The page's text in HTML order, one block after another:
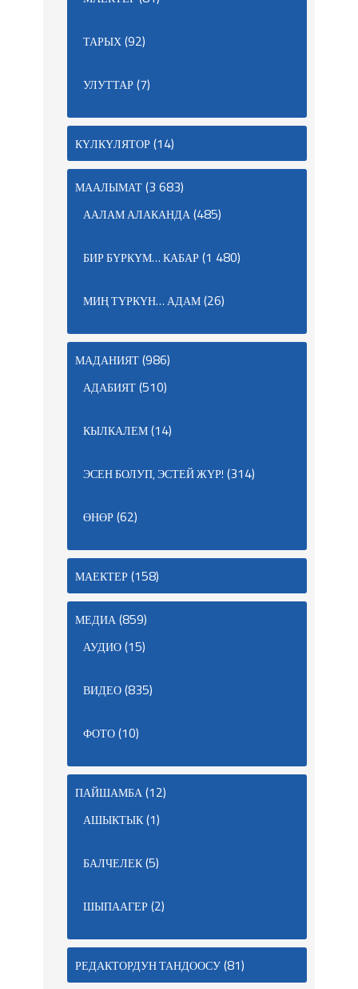
ТАРЫХ(92)
УЛУТТАР(7)
КҮЛКҮЛЯТОР(14)
МААЛЫМАТ(3 683)
ААЛАМ АЛАКАНДА(485)
БИР БҮРКҮМ… КАБАР(1 480)
МИҢ ТҮРКҮН… АДАМ(26)
МАДАНИЯТ(986)
АДАБИЯТ(510)
КЫЛКАЛЕМ(14)
ЭСЕН БОЛУП, ЭСТЕЙ ЖҮР! (314)
ӨНӨР(62)
МАЕКТЕР(158)
МЕДИА(859)
АУДИО(15)
ВИДЕО(835)
ФОТО(10)
ПАЙШАМБА(12)
АШЫКТЫК(1)
БАЛЧЕЛЕК(5)
ШЫПААГЕР(2)
РЕДАКТОРДУН ТАНДООСУ(81)